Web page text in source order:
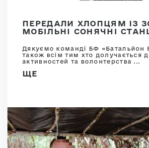
ПЕРЕДАЛИ ХЛОПЦЯМ ІЗ
МОБІЛЬНІ СОНЯЧНІ
Дякуємо команді БФ «Батальйон
також всім тим хто долучається
активностей та волонтерства ...
ЩЕ